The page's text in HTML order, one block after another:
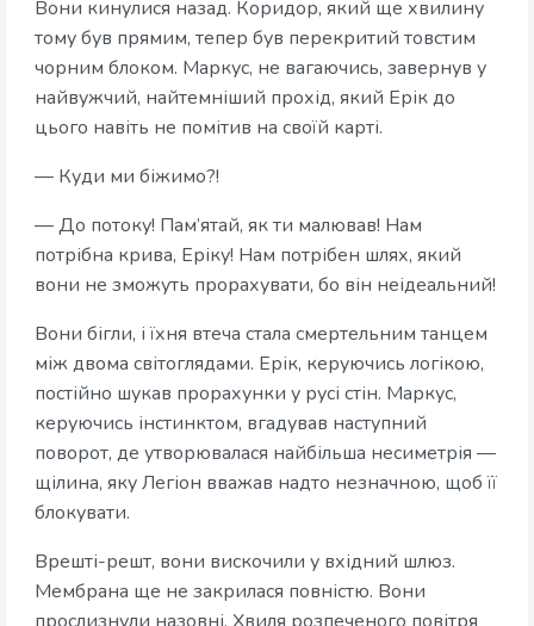
Вони кинулися назад. Коридор, який ще хвилину
тому був прямим, тепер був перекритий товстим
чорним блоком. Маркус, не вагаючись, завернув у
найвужчий, найтемніший прохід, який Ерік до
цього навіть не помітив на своїй карті.
— Куди ми біжимо?!
— До потоку! Пам’ятай, як ти малював! Нам
потрібна крива, Еріку! Нам потрібен шлях, який
вони не зможуть прорахувати, бо він неідеальний!
Вони бігли, і їхня втеча стала смертельним танцем
між двома світоглядами. Ерік, керуючись логікою,
постійно шукав прорахунки у русі стін. Маркус,
керуючись інстинктом, вгадував наступний
поворот, де утворювалася найбільша несиметрія —
щілина, яку Легіон вважав надто незначною, щоб її
блокувати.
Врешті-решт, вони вискочили у вхідний шлюз.
Мембрана ще не закрилася повністю. Вони